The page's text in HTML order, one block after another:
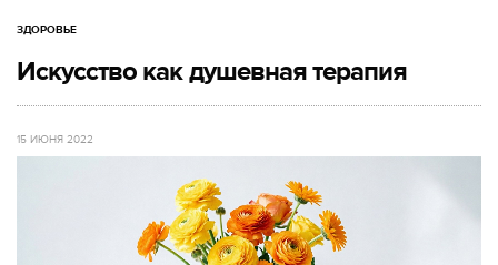
ЗДОРОВЬЕ
Искусство как душевная терапия
15 ИЮНЯ 2022